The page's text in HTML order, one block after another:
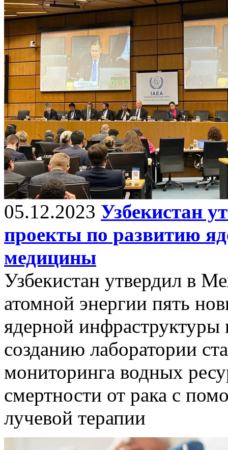
05.12.2023 Узбекистан
проекты по развитию
медицины
Узбекистан утвердил в
атомной энергии пять
ядерной
созданию лаборатории
мониторинга водных
смертности от рака с
лучевой терапии